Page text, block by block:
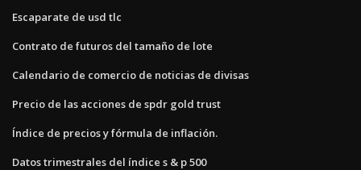
Escaparate de usd tlc
Contrato de futuros del tamaño de lote
Calendario de comercio de noticias de divisas
Precio de las acciones de spdr gold trust
Índice de precios y fórmula de inflación.
Datos trimestrales del índice s & p 500